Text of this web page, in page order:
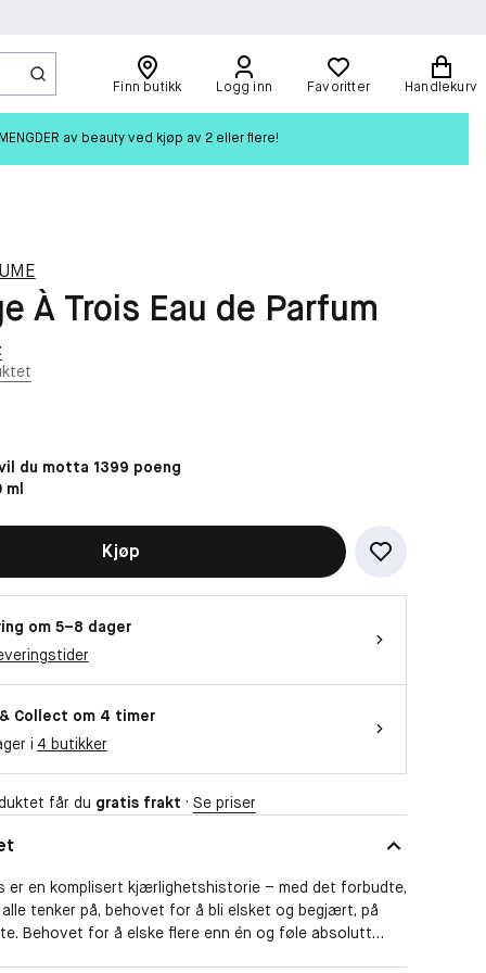
Finn butikk Logg inn Favoritter Handlekurv
av beauty ved kjøp av 2 eller flere!
À Trois Eau de Parfum
ml
du motta 1399 poeng
Kjøp
om 5–8 dager
Collect om 4 timer
i 4 butikker
får du gratis frakt · Se priser
er en komplisert kjærlighetshistorie – med det forbudte,
tenker på, behovet for å bli elsket og begjært, på
Behovet for å elske flere enn én og føle absolutt